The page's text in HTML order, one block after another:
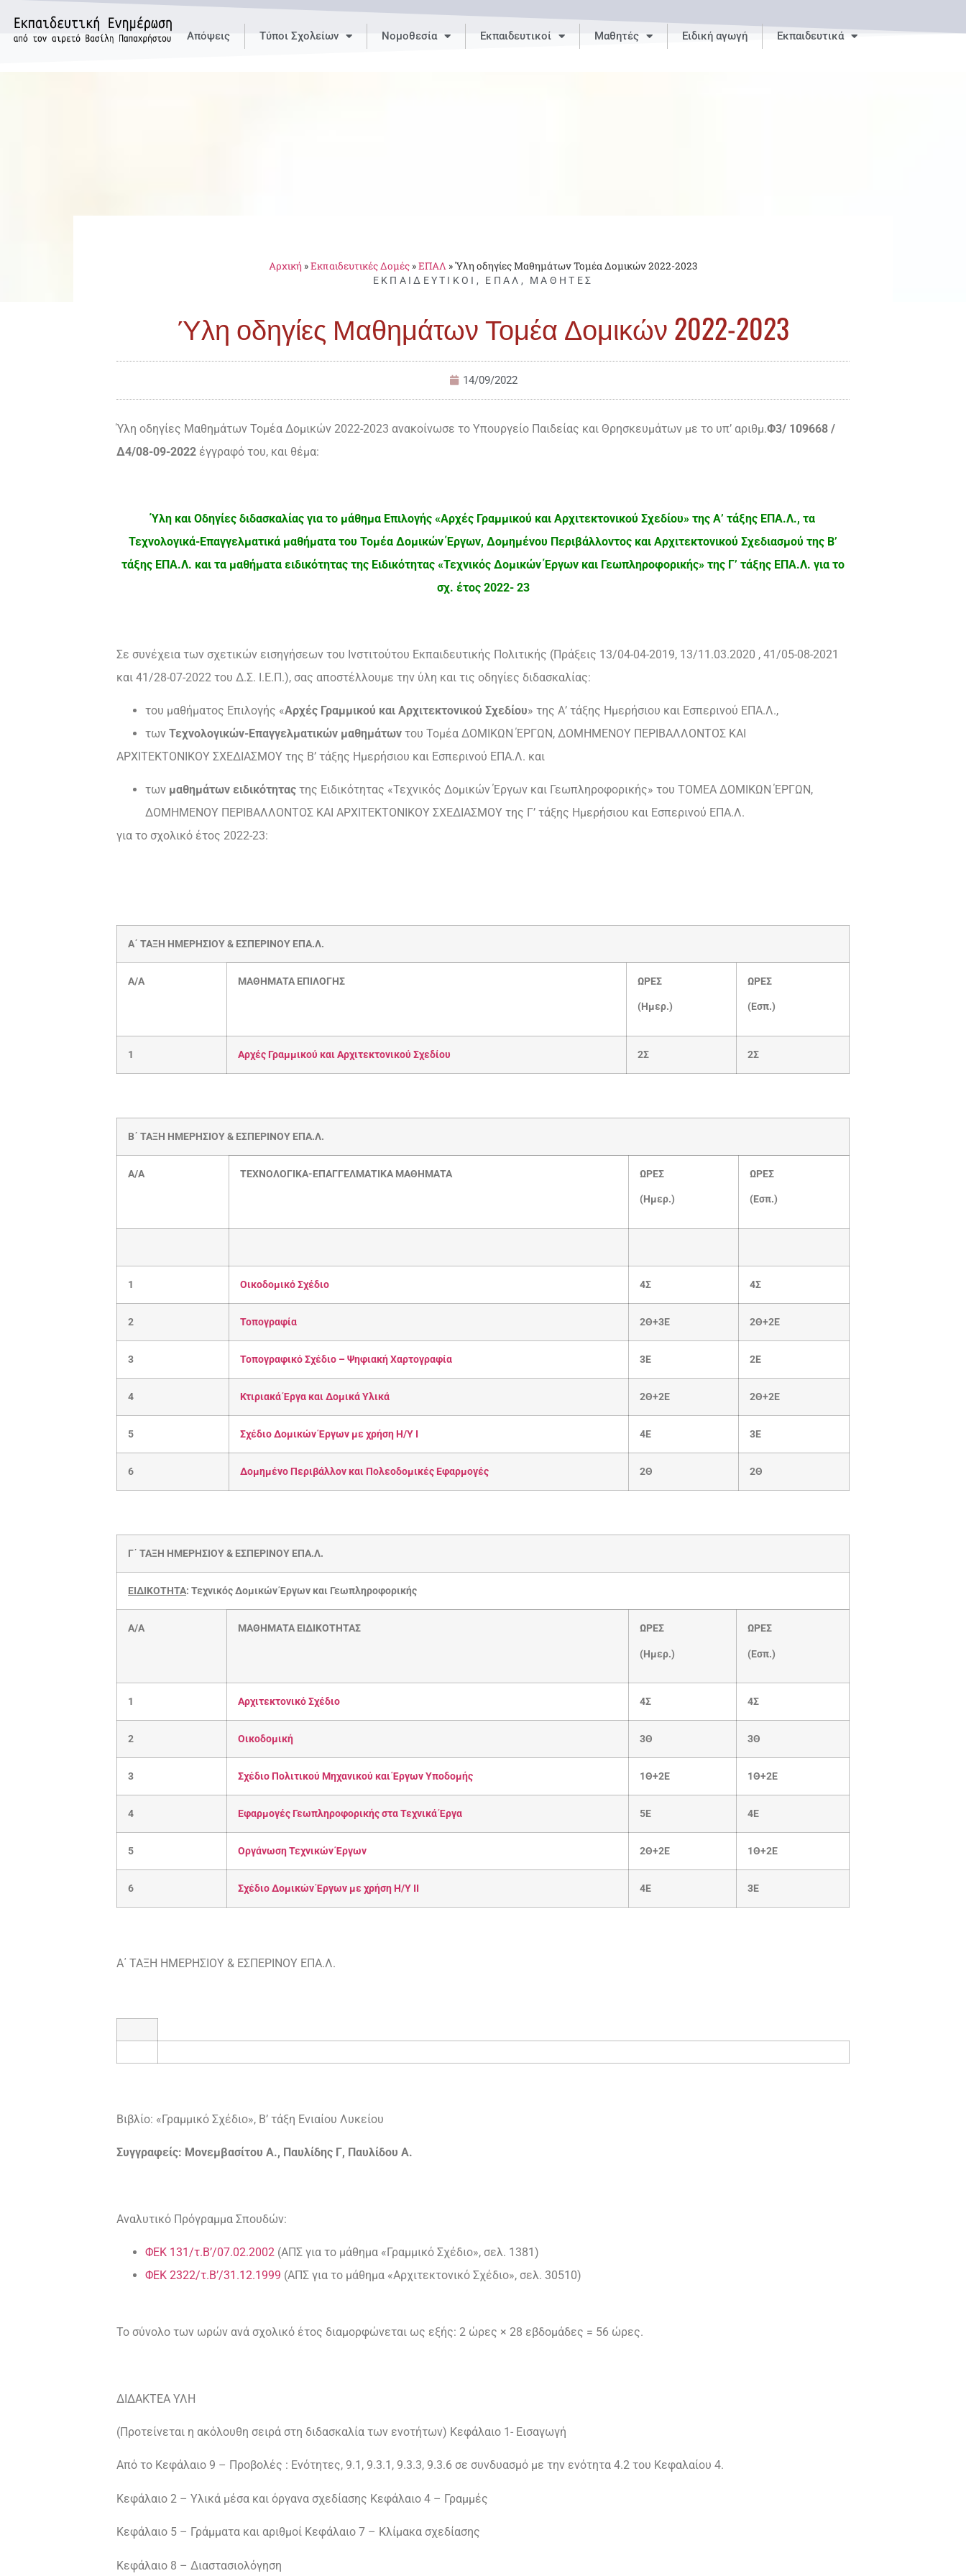
Απόψεις Τύποι Σχολείων Νομοθεσία Εκπαιδευτικοί Μαθητές Ειδική αγωγή Εκπαιδευτικά
Αρχική »Εκπαιδευτικές Δομές »ΕΠΑΛ »Ύλη οδηγίες Μαθημάτων Τομέα Δομικών 2022-2023
ΕΚΠΑΙΔΕΥΤΙΚΟΊ , ΕΠΑΛ , ΜΑΘΗΤΈΣ
Ύλη οδηγίες Μαθημάτων Τομέα Δομικών 2022-2023
14/09/2022
Ύλη οδηγίες Μαθημάτων Τομέα Δομικών 2022-2023 ανακοίνωσε το Υπουργείο Παιδείας και Θρησκευμάτων με το υπ’ αριθμ.Φ3/ 109668 /
Δ4/08-09-2022 έγγραφό του, και θέμα:
Ύλη και Οδηγίες διδασκαλίας για το μάθημα Επιλογής «Αρχές Γραμμικού και Αρχιτεκτονικού Σχεδίου» της Α’ τάξης ΕΠΑ.Λ., τα
Τεχνολογικά-Επαγγελματικά μαθήματα του Τομέα Δομικών Έργων, Δομημένου Περιβάλλοντος και Αρχιτεκτονικού Σχεδιασμού της Β’
τάξης ΕΠΑ.Λ. και τα μαθήματα ειδικότητας της Ειδικότητας «Τεχνικός Δομικών Έργων και Γεωπληροφορικής» της Γ’ τάξης ΕΠΑ.Λ. για το
σχ. έτος 2022- 23
Σε συνέχεια των σχετικών εισηγήσεων του Ινστιτούτου Εκπαιδευτικής Πολιτικής (Πράξεις 13/04-04-2019, 13/11.03.2020 , 41/05-08-2021
και 41/28-07-2022 του Δ.Σ. Ι.Ε.Π.), σας αποστέλλουμε την ύλη και τις οδηγίες διδασκαλίας:
του μαθήματος Επιλογής «Αρχές Γραμμικού και Αρχιτεκτονικού Σχεδίου» της Α’ τάξης Ημερήσιου και Εσπερινού ΕΠΑ.Λ.,
των Τεχνολογικών-Επαγγελματικών μαθημάτων του Τομέα ΔΟΜΙΚΩΝ ΈΡΓΩΝ, ΔΟΜΗΜΕΝΟΥ ΠΕΡΙΒΑΛΛΟΝΤΟΣ ΚΑΙ
ΑΡΧΙΤΕΚΤΟΝΙΚΟΥ ΣΧΕΔΙΑΣΜΟΥ της Β’ τάξης Ημερήσιου και Εσπερινού ΕΠΑ.Λ. και
των μαθημάτων ειδικότητας της Ειδικότητας «Τεχνικός Δομικών Έργων και Γεωπληροφορικής» του ΤΟΜΕΑ ΔΟΜΙΚΩΝ ΈΡΓΩΝ,
ΔΟΜΗΜΕΝΟΥ ΠΕΡΙΒΑΛΛΟΝΤΟΣ ΚΑΙ ΑΡΧΙΤΕΚΤΟΝΙΚΟΥ ΣΧΕΔΙΑΣΜΟΥ της Γ’ τάξης Ημερήσιου και Εσπερινού ΕΠΑ.Λ.
για το σχολικό έτος 2022-23:
Α΄ ΤΑΞΗ ΗΜΕΡΗΣΙΟΥ& ΕΣΠΕΡΙΝΟΥ ΕΠΑ.Λ.
Α/Α ΜΑΘΗΜΑΤΑ ΕΠΙΛΟΓΗΣ ΩΡΕΣ
(Ημερ.)
ΩΡΕΣ
(Εσπ.)
1 Αρχές Γραμμικού και Αρχιτεκτονικού Σχεδίου 2Σ 2Σ
B΄ ΤΑΞΗ ΗΜΕΡΗΣΙΟΥ& ΕΣΠΕΡΙΝΟΥ ΕΠΑ.Λ.
Α/Α ΤΕΧΝΟΛΟΓΙΚΑ-ΕΠΑΓΓΕΛΜΑΤΙΚΑ ΜΑΘΗΜΑΤΑ ΩΡΕΣ
(Ημερ.)
ΩΡΕΣ
(Εσπ.)
1 Οικοδομικό Σχέδιο 4Σ 4Σ
2 Τοπογραφία 2Θ+3Ε 2Θ+2Ε
3 Τοπογραφικό Σχέδιο – Ψηφιακή Χαρτογραφία 3Ε 2Ε
4 Κτιριακά Έργα και Δομικά Υλικά 2Θ+2Ε 2Θ+2Ε
5 Σχέδιο Δομικών Έργων με χρήση Η/Υ Ι 4Ε 3Ε
6 Δομημένο Περιβάλλον και Πολεοδομικές Εφαρμογές 2Θ 2Θ
Γ΄ ΤΑΞΗ ΗΜΕΡΗΣΙΟΥ& ΕΣΠΕΡΙΝΟΥ ΕΠΑ.Λ.
ΕΙΔΙΚΟΤΗΤΑ: Τεχνικός Δομικών Έργων και Γεωπληροφορικής
Α/Α ΜΑΘΗΜΑΤΑ ΕΙΔΙΚΟΤΗΤΑΣ ΩΡΕΣ
(Ημερ.)
ΩΡΕΣ
(Εσπ.)
1 Αρχιτεκτονικό Σχέδιο 4Σ 4Σ
2 Οικοδομική 3Θ 3Θ
3 Σχέδιο Πολιτικού Μηχανικού και Έργων Υποδομής 1Θ+2Ε 1Θ+2Ε
4 Εφαρμογές Γεωπληροφορικής στα Τεχνικά Έργα 5Ε 4Ε
5 Οργάνωση Τεχνικών Έργων 2Θ+2Ε 1Θ+2Ε
6 Σχέδιο Δομικών Έργων με χρήση Η/Υ ΙΙ 4Ε 3Ε
Α΄ ΤΑΞΗ ΗΜΕΡΗΣΙΟΥ & ΕΣΠΕΡΙΝΟΥ ΕΠΑ.Λ.
Βιβλίο: «Γραμμικό Σχέδιο», Β’ τάξη Ενιαίου Λυκείου
Συγγραφείς: Μονεμβασίτου Α., Παυλίδης Γ, Παυλίδου Α.
Αναλυτικό Πρόγραμμα Σπουδών:
ΦΕΚ 131/τ.Β’/07.02.2002 (ΑΠΣ για το μάθημα «Γραμμικό Σχέδιο», σελ. 1381)
ΦΕΚ 2322/τ.Β’/31.12.1999 (ΑΠΣ για το μάθημα «Αρχιτεκτονικό Σχέδιο», σελ. 30510)
Το σύνολο των ωρών ανά σχολικό έτος διαμορφώνεται ως εξής: 2 ώρες × 28 εβδομάδες = 56 ώρες.
ΔΙΔΑΚΤΕΑ ΥΛΗ
(Προτείνεται η ακόλουθη σειρά στη διδασκαλία των ενοτήτων) Κεφάλαιο 1- Εισαγωγή
Από το Κεφάλαιο 9 – Προβολές : Ενότητες, 9.1, 9.3.1, 9.3.3, 9.3.6 σε συνδυασμό με την ενότητα 4.2 του Κεφαλαίου 4.
Κεφάλαιο 2 – Υλικά μέσα και όργανα σχεδίασης Κεφάλαιο 4 – Γραμμές
Κεφάλαιο 5 – Γράμματα και αριθμοί Κεφάλαιο 7 – Κλίμακα σχεδίασης
Κεφάλαιο 8 – Διαστασιολόγηση